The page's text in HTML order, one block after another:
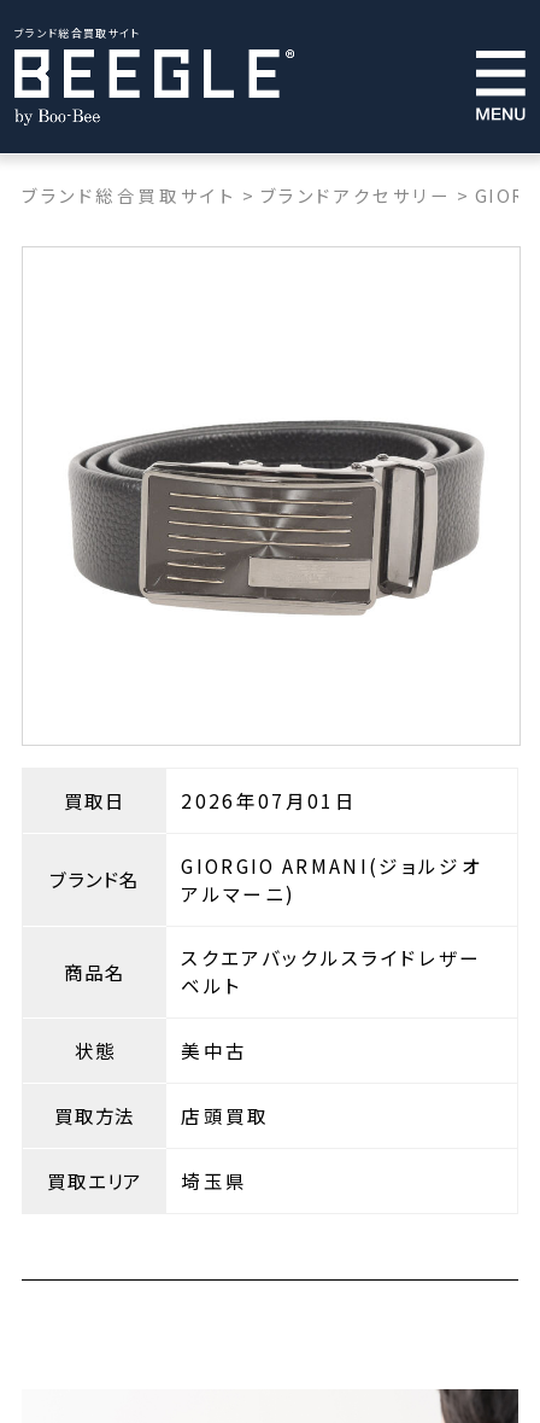
ブランド総合買取サイト
ブランド総合買取サイト > ブランドアクセサリー >
買取日 2026年07月01日
ブランド名
GIORGIO ARMANI(ジョルジオ
アルマーニ)
商品名
スクエアバックルスライドレザー
ベルト
状態 美中古
買取方法 店頭買取
買取エリア 埼玉県